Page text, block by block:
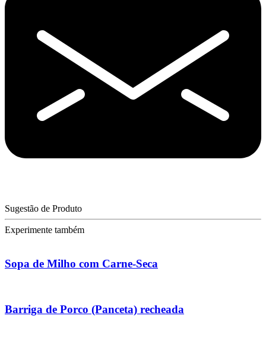
Sugestão de Produto
Experimente também
Sopa de Milho com Carne-Seca
Barriga de Porco (Panceta) recheada